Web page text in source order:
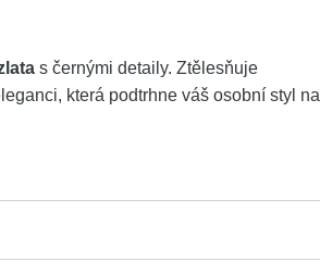
s černými detaily. Ztělesňuje
která podtrhne váš osobní styl na